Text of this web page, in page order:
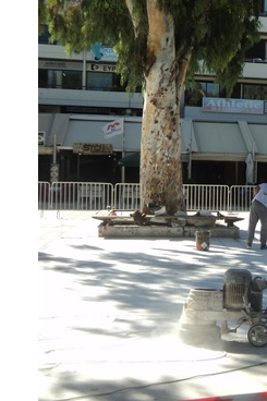
ΔΗΜΟΤΗΣ
ΕΠΙΣΚΕΠΤΗΣ
ΗΡΑΚΛΕΙΟ